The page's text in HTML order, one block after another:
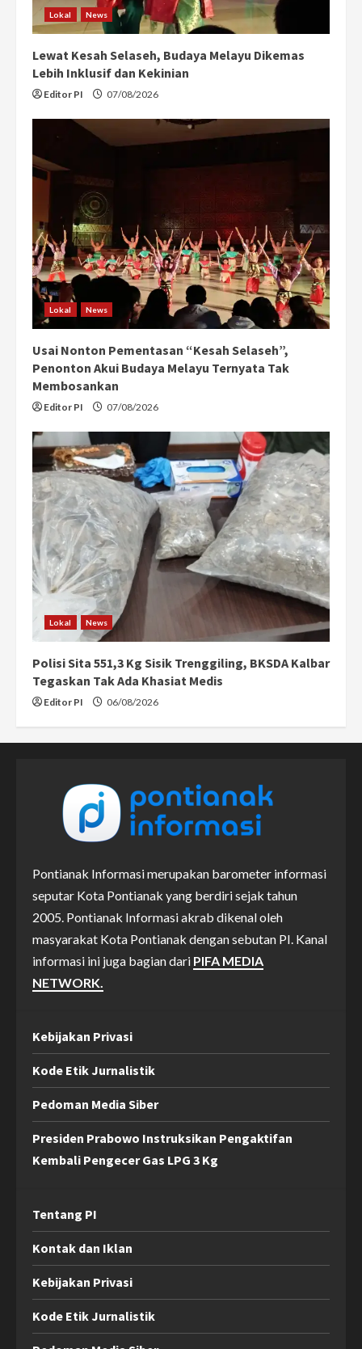
Lokal News
Lewat Kesah Selaseh, Budaya Melayu Dikemas
Lebih Inklusif dan Kekinian
Editor PI 07/08/2026
Lokal News
Usai Nonton Pementasan “Kesah Selaseh”,
Penonton Akui Budaya Melayu Ternyata Tak
Membosankan
Editor PI 07/08/2026
Lokal News
Polisi Sita 551,3 Kg Sisik Trenggiling, BKSDA Kalbar
Tegaskan Tak Ada Khasiat Medis
Editor PI 06/08/2026
Pontianak Informasi merupakan barometer informasi
seputar Kota Pontianak yang berdiri sejak tahun
2005. Pontianak Informasi akrab dikenal oleh
masyarakat Kota Pontianak dengan sebutan PI. Kanal
informasi ini juga bagian dari PIFA MEDIA
NETWORK.
Kebijakan Privasi
Kode Etik Jurnalistik
Pedoman Media Siber
Presiden Prabowo Instruksikan Pengaktifan
Kembali Pengecer Gas LPG 3 Kg
Tentang PI
Kontak dan Iklan
Kebijakan Privasi
Kode Etik Jurnalistik